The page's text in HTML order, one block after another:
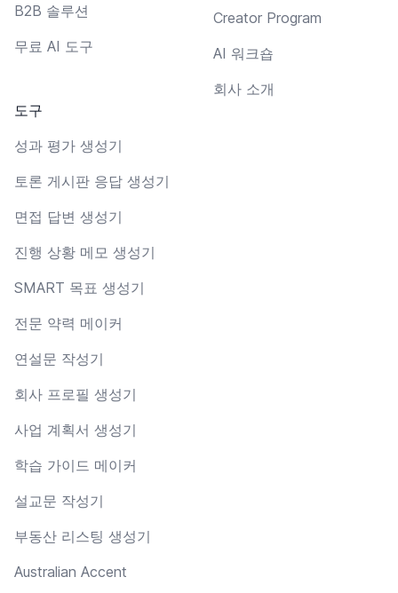
B2B 솔루션
무료 AI 도구
도구
성과 평가 생성기
토론 게시판 응답 생성기
면접 답변 생성기
진행 상황 메모 생성기
SMART 목표 생성기
전문 약력 메이커
연설문 작성기
회사 프로필 생성기
사업 계획서 생성기
학습 가이드 메이커
설교문 작성기
부동산 리스팅 생성기
Australian Accent
Creator Program
AI 워크숍
회사 소개